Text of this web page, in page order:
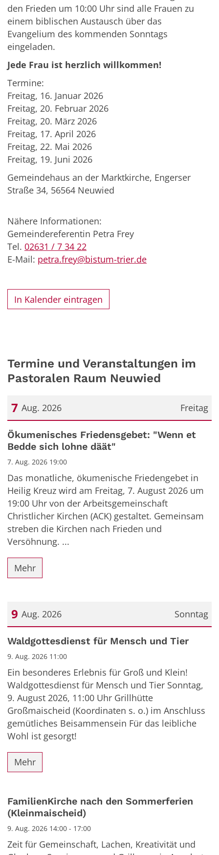
den Frieden um 10:00 Uhr sind alle Frauen zu
einem biblischen Austausch über das
Evangelium des kommenden Sonntags
eingeladen.
Jede Frau ist herzlich willkommen!
Termine:
Freitag, 16. Januar 2026
Freitag, 20. Februar 2026
Freitag, 20. März 2026
Freitag, 17. April 2026
Freitag, 22. Mai 2026
Freitag, 19. Juni 2026
Gemeindehaus an der Marktkirche, Engerser
Straße 34, 56564 Neuwied
Nähere Informationen:
Gemeindereferentin Petra Frey
Tel. 02631 / 7 34 22
E-Mail: petra.frey@bistum-trier.de
In Kalender eintragen
Termine und Veranstaltungen im
Pastoralen Raum Neuwied
Freitag
7 Aug. 2026
Datum: 7. August 2026
Ökumenisches Friedensgebet: "Wenn et
Bedde sich lohne däät"
7. Aug. 2026 19:00
Das monatliche, ökumenische Friedengebet in
Heilig Kreuz wird am Freitag, 7. August 2026 um
19:00 Uhr von der Arbeitsgemeinschaft
Christlicher Kirchen (ACK) gestaltet. Gemeinsam
streben die Kirchen nach Frieden und
Versöhnung. ...
Mehr
Sonntag
9 Aug. 2026
Datum: 9. August 2026
Waldgottesdienst für Mensch und Tier
9. Aug. 2026 11:00
Ein besonderes Erlebnis für Groß und Klein!
Waldgottesdienst für Mensch und Tier Sonntag,
9. August 2026, 11:00 Uhr Grillhütte
Großmaischeid (Koordinaten s. o.) im Anschluss
gemütliches Beisammensein Für das leibliche
Wohl ist gesorgt!
Mehr
FamilienKirche nach den Sommerferien
(Kleinmaischeid)
9. Aug. 2026 14:00 - 17:00
Zeit für Gemeinschaft, Lachen, Kreativität und